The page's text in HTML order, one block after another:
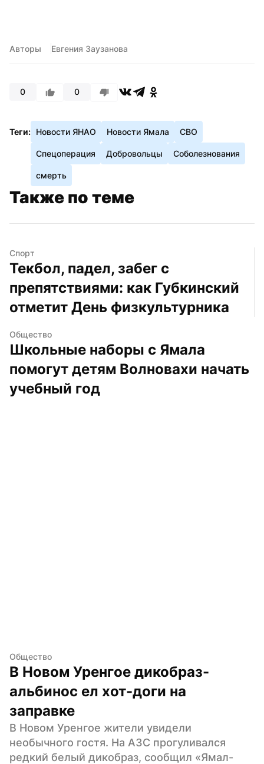
Авторы Евгения Заузанова
0 0
Теги: Новости ЯНАО Новости Ямала СВО
Спецоперация Добровольцы Соболезнования
смерть
Также по теме
Спорт
Текбол, падел, забег с
препятствиями: как Губкинский
отметит День физкультурника
Общество
Школьные наборы с Ямала
помогут детям Волновахи начать
учебный год
Общество
В Новом Уренгое дикобраз-
альбинос ел хот-доги на
заправке
В Новом Уренгое жители увидели
необычного гостя. На АЗС прогуливался
редкий белый дикобраз, сообщил «Ямал-